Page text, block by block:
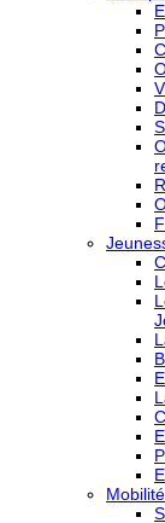
Mobilité